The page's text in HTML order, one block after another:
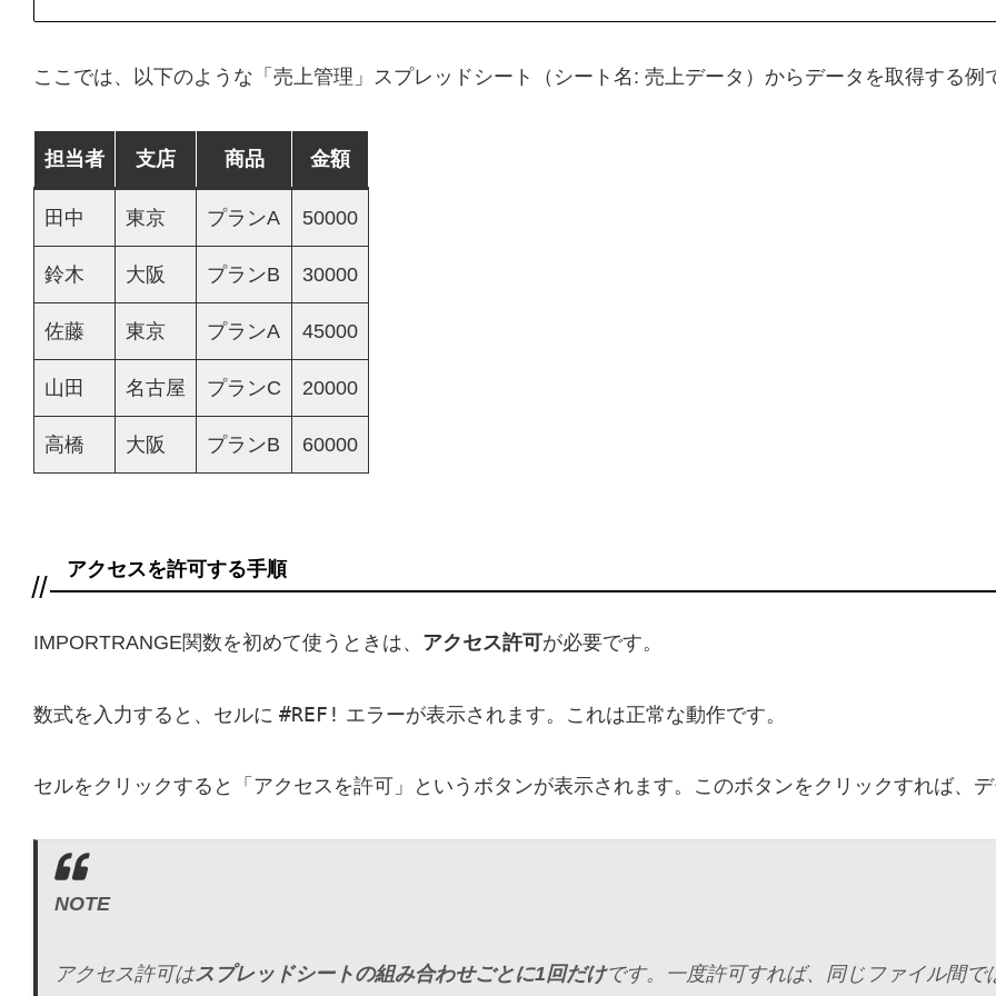
ここでは、以下のような「売上管理」スプレッドシート（シート名: 売上データ）からデータを取得する例
担当者 支店 商品 金額
田中 東京 プランA 50000
鈴木 大阪 プランB 30000
佐藤 東京 プランA 45000
山田 名古屋 プランC 20000
高橋 大阪 プランB 60000
アクセスを許可する手順
IMPORTRANGE関数を初めて使うときは、 アクセス許可が必要です。
数式を入力すると、セルに #REF! エラーが表示されます。これは正常な動作です。
セルをクリックすると「アクセスを許可」というボタンが表示されます。このボタンをクリックすれば、デ
NOTE
アクセス許可はスプレッドシートの組み合わせごとに1回だけです。一度許可すれば、同じファイル間